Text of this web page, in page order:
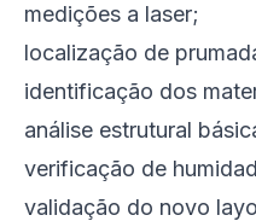
medições a laser;
localização de
identificação dos
análise estrutural
verificação de
validação do novo